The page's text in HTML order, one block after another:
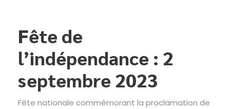
Fête de
l’indépendance : 2
septembre 2023
Fête nationale commémorant la proclamation de